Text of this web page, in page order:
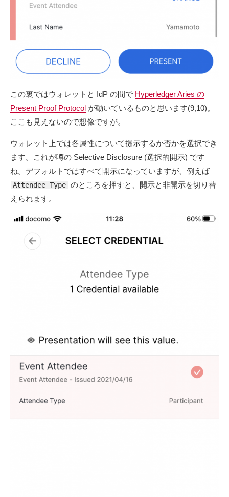
この裏ではウォレットと IdP の間で Hyperledger Aries の
Present Proof Protocol が動いているものと思います(9,10)。
ここも見えないので想像ですが。
ウォレット上では各属性について提示するか否かを選択でき
ます。これが噂の Selective Disclosure (選択的開示) です
ね。デフォルトではすべて開示になっていますが、例えば
Attendee Type のところを押すと、開示と非開示を切り替
えられます。